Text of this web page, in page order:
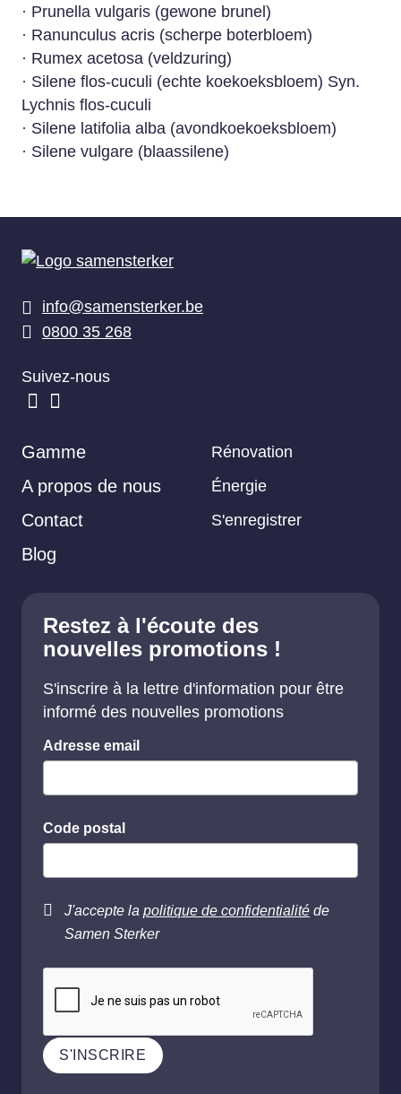
· Prunella vulgaris (gewone brunel)
· Ranunculus acris (scherpe boterbloem)
· Rumex acetosa (veldzuring)
· Silene flos-cuculi (echte koekoeksbloem) Syn.
Lychnis flos-cuculi
· Silene latifolia alba (avondkoekoeksbloem)
· Silene vulgare (blaassilene)
info@samensterker.be
0800 35 268
Suivez-nous
Facebook
Gamme
A propos de nous
Contact
Blog
Rénovation
Énergie
S'enregistrer
Restez à l'écoute des
nouvelles promotions !
S'inscrire à la lettre d'information pour être
informé des nouvelles promotions
Adresse email
Code postal
J'accepte la politique de confidentialité de
Samen Sterker
S'INSCRIRE